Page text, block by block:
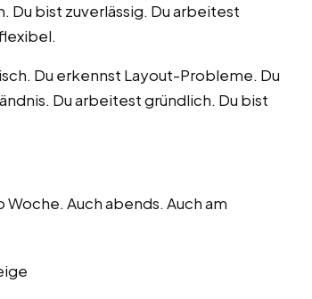
Du bist zuverlässig. Du arbeitest
Du erkennst Layout-Probleme. Du
Du arbeitest gründlich. Du bist
Auch abends. Auch am